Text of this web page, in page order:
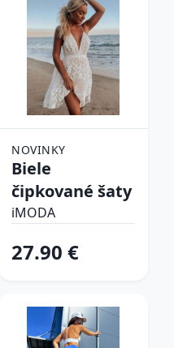
NOVINKY
Biele
čipkované šaty
iMODA
27.90 €